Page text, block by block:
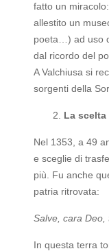
fatto un
allestito un
poeta…) ad uso
dal ricordo del
A Valchiusa si
sorgenti della
La scelta
Nel 1353, a 49
e sceglie di
più. Fu anche
patria ritrovata:
Salve, cara Deo,
In questa terra